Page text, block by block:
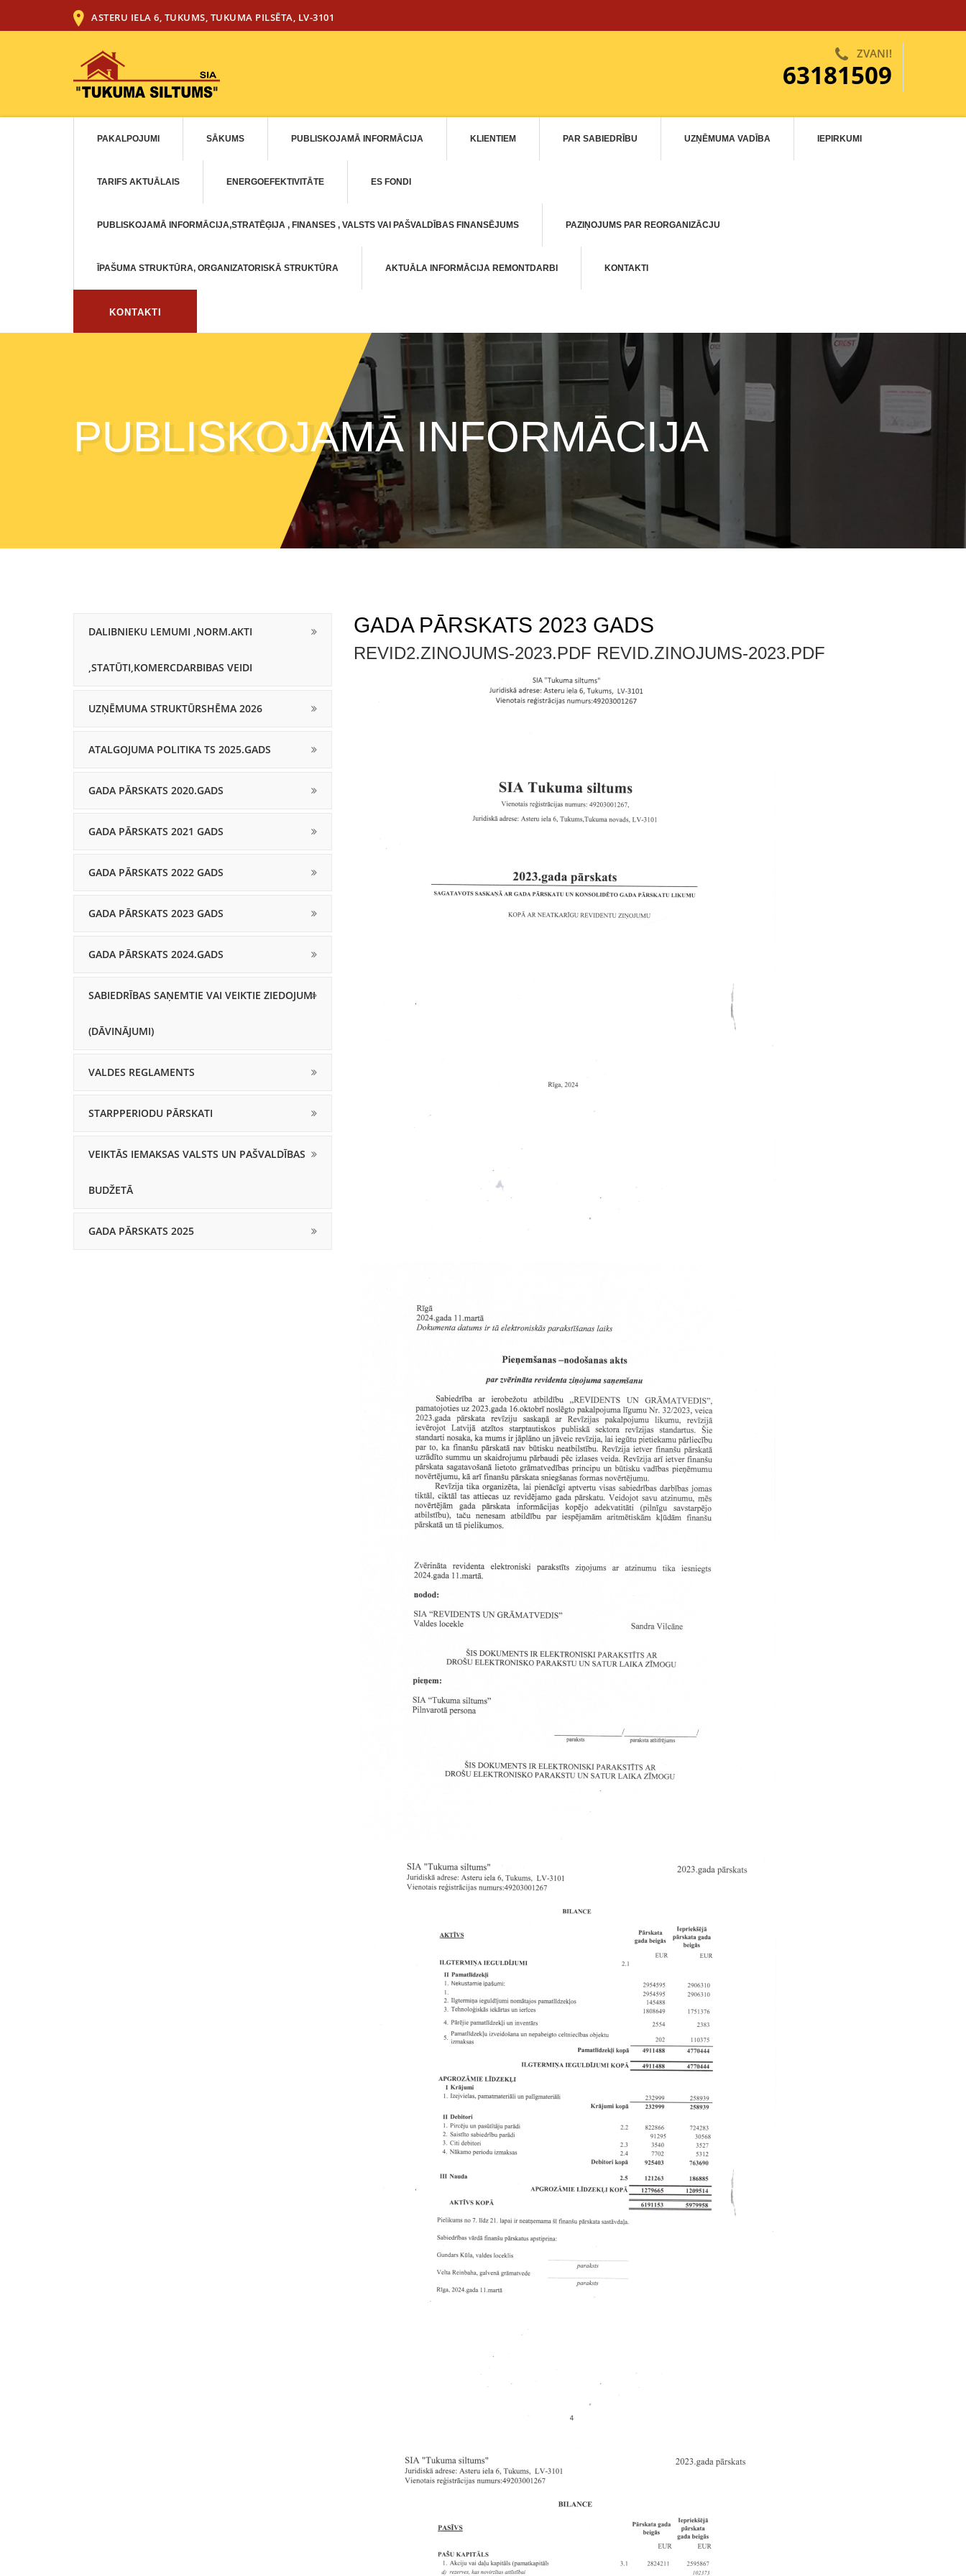
ASTERU IELA 6, TUKUMS, TUKUMA PILSĒTA, LV-3101
ZVANI!
63181509
PAKALPOJUMI SĀKUMS PUBLISKOJAMĀ INFORMĀCIJA KLIENTIEM PAR SABIEDRĪBU UZŅĒMUMA VADĪBA IEPIRKUMI
TARIFS AKTUĀLAIS ENERGOEFEKTIVITĀTE ES FONDI
PUBLISKOJAMĀ INFORMĀCIJA,STRATĒĢIJA , FINANSES , VALSTS VAI PAŠVALDĪBAS FINANSĒJUMS PAZIŅOJUMS PAR REORGANIZĀCJU
ĪPAŠUMA STRUKTŪRA, ORGANIZATORISKĀ STRUKTŪRA AKTUĀLA INFORMĀCIJA REMONTDARBI KONTAKTI
KONTAKTI
PUBLISKOJAMĀ INFORMĀCIJA
DALIBNIEKU LEMUMI ,NORM.AKTI
,STATŪTI,KOMERCDARBIBAS VEIDI
UZŅĒMUMA STRUKTŪRSHĒMA 2026
ATALGOJUMA POLITIKA TS 2025.GADS
GADA PĀRSKATS 2020.GADS
GADA PĀRSKATS 2021 GADS
GADA PĀRSKATS 2022 GADS
GADA PĀRSKATS 2023 GADS
GADA PĀRSKATS 2024.GADS
SABIEDRĪBAS SAŅEMTIE VAI VEIKTIE ZIEDOJUMI
(DĀVINĀJUMI)
VALDES REGLAMENTS
STARPPERIODU PĀRSKATI
VEIKTĀS IEMAKSAS VALSTS UN PAŠVALDĪBAS
BUDŽETĀ
GADA PĀRSKATS 2025
GADA PĀRSKATS 2023 GADS
REVID2.ZINOJUMS-2023.PDF REVID.ZINOJUMS-2023.PDF